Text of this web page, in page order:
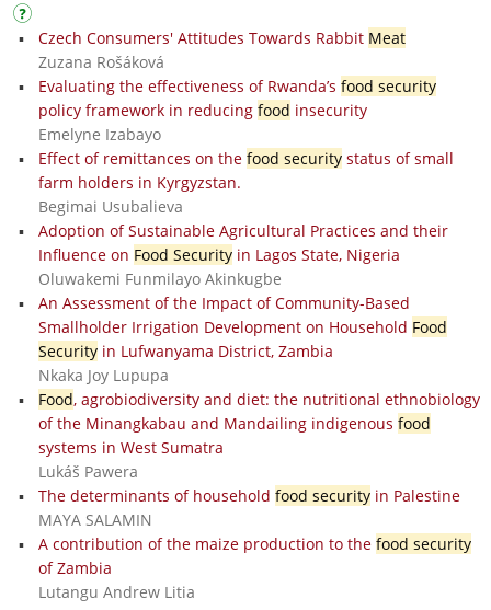
Czech Consumers' Attitudes Towards Rabbit Meat
Zuzana Rošáková
Evaluating the effectiveness of Rwanda’s food security
policy framework in reducing food insecurity
Emelyne Izabayo
Effect of remittances on the food securitystatus of small
farm holders in Kyrgyzstan.
Begimai Usubalieva
Adoption of Sustainable Agricultural Practices and their
Influence on Food Securityin Lagos State, Nigeria
Oluwakemi Funmilayo Akinkugbe
An Assessment of the Impact of Community-Based
Smallholder Irrigation Development on Household Food
Securityin Lufwanyama District, Zambia
Nkaka Joy Lupupa
Food, agrobiodiversity and diet: the nutritional ethnobiology
of the Minangkabau and Mandailing indigenous food
systems in West Sumatra
Lukáš Pawera
The determinants of household food securityin Palestine
MAYA SALAMIN
A contribution of the maize production to the food security
of Zambia
Lutangu Andrew Litia